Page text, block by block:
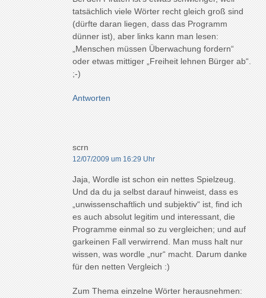
tatsächlich viele Wörter recht gleich groß sind
(dürfte daran liegen, dass das Programm
dünner ist), aber links kann man lesen:
„Menschen müssen Überwachung fordern“
oder etwas mittiger „Freiheit lehnen Bürger ab“.
;-)
Antworten
scrn
12/07/2009 um 16:29 Uhr
Jaja, Wordle ist schon ein nettes Spielzeug.
Und da du ja selbst darauf hinweist, dass es
„unwissenschaftlich und subjektiv“ ist, find ich
es auch absolut legitim und interessant, die
Programme einmal so zu vergleichen; und auf
garkeinen Fall verwirrend. Man muss halt nur
wissen, was wordle „nur“ macht. Darum danke
für den netten Vergleich :)
Zum Thema einzelne Wörter herausnehmen: